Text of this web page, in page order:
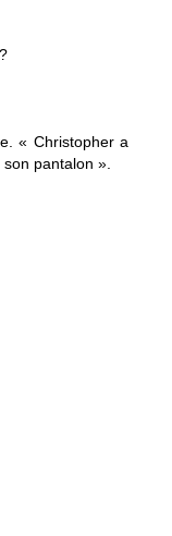
« Christopher a
pantalon ».